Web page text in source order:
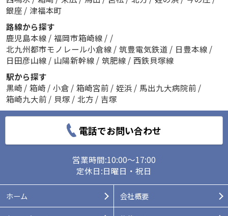
銀座 / 津福本町
路線から探す
鹿児島本線 / 福岡市箱崎線 / /
北九州都市モノレール小倉線 / 筑豊電気鉄道 / 日豊本線 /
日田彦山線 / 山陽新幹線 / 筑肥線 / 西鉄貝塚線
駅から探す
黒崎 / 箱崎 / 小倉 / 箱崎宮前 / 姪浜 / 馬出九大病院前 /
箱崎九大前 / 貝塚 / 北方 / 吉塚
電話でお問い合わせ
営業時間:10:00～17:00
定休日:日曜日・祝日
ホーム 会社概要